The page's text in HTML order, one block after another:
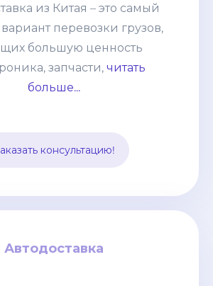
из Китая – это самый
перевозки грузов,
большую ценность
запчасти, читать
больше...
консультацию!
подходом к наполнению
те, кому нужно получить
индивидуальному заказу.
оформление.
Автодоставка
Автодоставка